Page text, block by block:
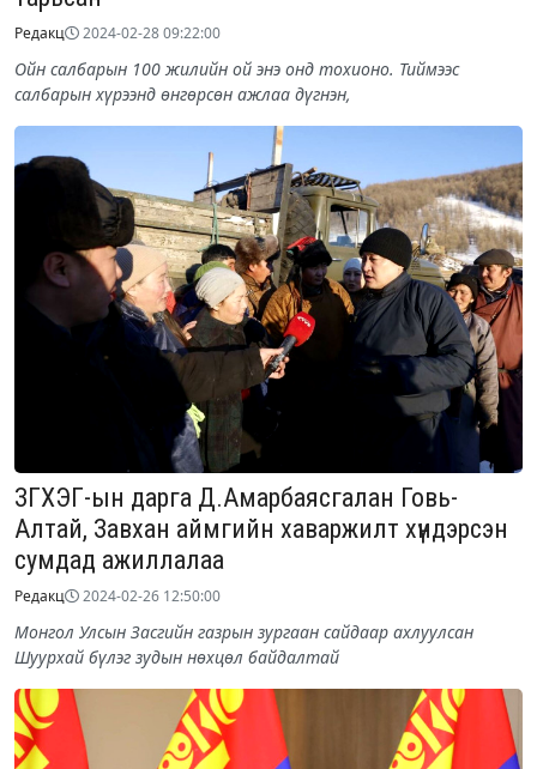
Редакц 2024-02-28 09:22:00
Ойн салбарын 100 жилийн ой энэ онд тохионо. Тиймээс
салбарын хүрээнд өнгөрсөн ажлаа дүгнэн,
ЗГХЭГ-ын дарга Д.Амарбаясгалан Говь-
Алтай, Завхан аймгийн хаваржилт хүндэрсэн
сумдад ажиллалаа
Редакц 2024-02-26 12:50:00
Монгол Улсын Засгийн газрын зургаан сайдаар ахлуулсан
Шуурхай бүлэг зудын нөхцөл байдалтай